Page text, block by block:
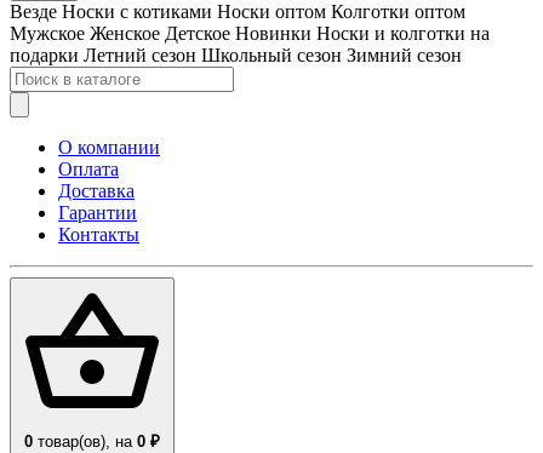
Везде Носки с котиками Носки оптом Колготки оптом
Мужское Женское Детское Новинки Носки и колготки на
подарки Летний сезон Школьный сезон Зимний сезон
О компании
Оплата
Доставка
Гарантии
Контакты
0 товар(ов), на 0 ₽